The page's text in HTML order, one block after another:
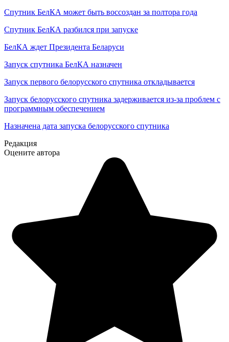
Спутник БелКА может быть воссоздан за полтора года
Спутник БелКА разбился при запуске
БелКА ждет Президента Беларуси
Запуск спутника БелКА назначен
Запуск первого белорусского спутника откладывается
Запуск белорусского спутника задерживается из-за проблем с
программным обеспечением
Назначена дата запуска белорусского спутника
Редакция
Оцените автора